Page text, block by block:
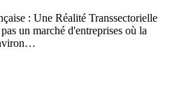
: Une Réalité Transsectorielle
un marché d'entreprises où la